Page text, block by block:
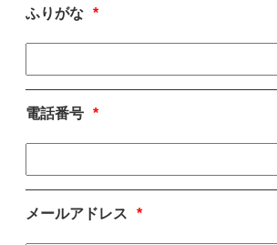
ふりがな *
電話番号 *
メールアドレス *